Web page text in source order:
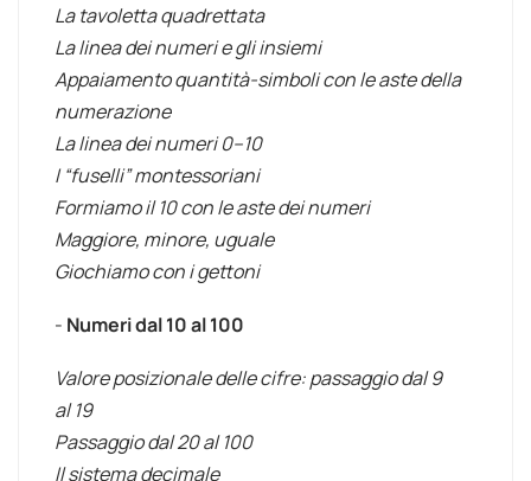
La tavoletta quadrettata
La linea dei numeri e gli insiemi
Appaiamento quantità-simboli con le aste della
numerazione
La linea dei numeri 0–10
I “fuselli” montessoriani
Formiamo il 10 con le aste dei numeri
Maggiore, minore, uguale
Giochiamo con i gettoni
- Numeri dal 10 al 100
Valore posizionale delle cifre: passaggio dal 9
al 19
Passaggio dal 20 al 100
Il sistema decimale